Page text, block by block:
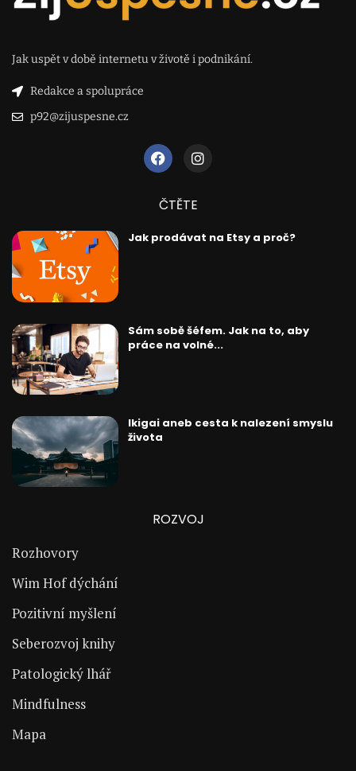
Jak uspět v době internetu v životě i podnikání.
Redakce a spolupráce
p92@zijuspesne.cz
ČTĚTE
Jak prodávat na Etsy a proč?
Sám sobě šéfem. Jak na to, aby
práce na volné...
Ikigai aneb cesta k nalezení smyslu
života
ROZVOJ
Rozhovory
Wim Hof dýchání
Pozitivní myšlení
Seberozvoj knihy
Patologický lhář
Mindfulness
Mapa